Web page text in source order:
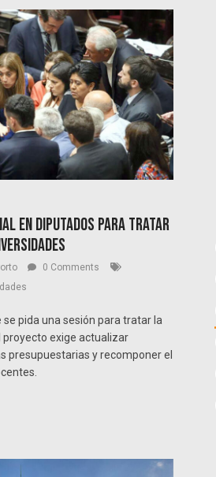
en Diputados para tratar
0 Comments
se pida una sesión para tratar la
proyecto exige actualizar
presupuestarias y recomponer el